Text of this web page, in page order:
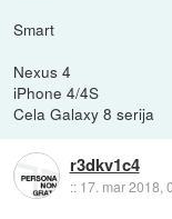
Smart
Nexus 4
iPhone 4/4S
Cela Galaxy 8 serija
r3dkv1c4
:: 17. mar 2018,